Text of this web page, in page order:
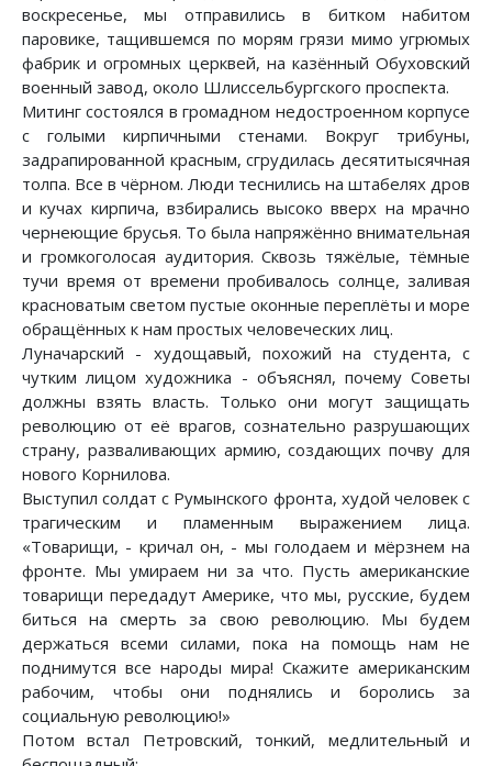
воскресенье, мы отправились в битком набитом
паровике, тащившемся по морям грязи мимо угрюмых
фабрик и огромных церквей, на казённый Обуховский
военный завод, около Шлиссельбургского проспекта.
Митинг состоялся в громадном недостроенном корпусе
с голыми кирпичными стенами. Вокруг трибуны,
задрапированной красным, сгрудилась десятитысячная
толпа. Все в чёрном. Люди теснились на штабелях дров
и кучах кирпича, взбирались высоко вверх на мрачно
чернеющие брусья. То была напряжённо внимательная
и громкоголосая аудитория. Сквозь тяжёлые, тёмные
тучи время от времени пробивалось солнце, заливая
красноватым светом пустые оконные переплёты и море
обращённых к нам простых человеческих лиц.
Луначарский - худощавый, похожий на студента, с
чутким лицом художника - объяснял, почему Советы
должны взять власть. Только они могут защищать
революцию от её врагов, сознательно разрушающих
страну, разваливающих армию, создающих почву для
нового Корнилова.
Выступил солдат с Румынского фронта, худой человек с
трагическим и пламенным выражением лица.
«Товарищи, - кричал он, - мы голодаем и мёрзнем на
фронте. Мы умираем ни за что. Пусть американские
товарищи передадут Америке, что мы, русские, будем
биться на смерть за свою революцию. Мы будем
держаться всеми силами, пока на помощь нам не
поднимутся все народы мира! Скажите американским
рабочим, чтобы они поднялись и боролись за
социальную революцию!»
Потом встал Петровский, тонкий, медлительный и